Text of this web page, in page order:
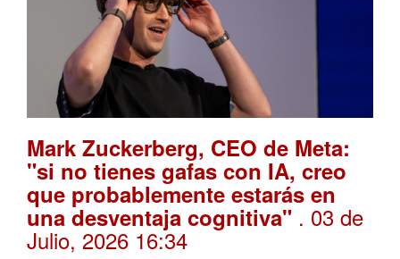
Mark Zuckerberg, CEO de Meta:
"si no tienes gafas con IA, creo
que probablemente estarás en
una desventaja cognitiva" . 03 de
Julio, 2026 16:34